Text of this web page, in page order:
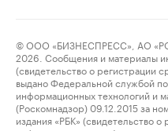
© ООО «БИЗНЕСПРЕСС», АО
2026. Сообщения и материалы
(свидетельство о регистрации
выдано Федеральной службой
информационных технологий и
(Роскомнадзор) 09.12.2015 за
издания «РБК» (свидетельство